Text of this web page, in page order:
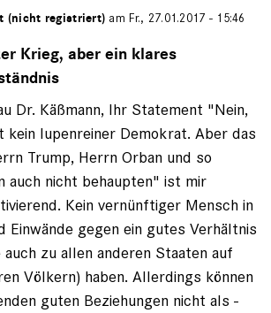
(nicht registriert) am Fr., 27.01.2017 - 15:46
Krieg, aber ein klares
Dr. Käßmann, Ihr Statement "Nein,
kein lupenreiner Demo­krat. Aber das
Trump, Herrn Orban und so
auch nicht behaupten" ist mir
Kein vernünftiger Mensch in
Einwände gegen ein gutes Verhältnis
zu allen anderen Staaten auf
Völkern) haben. Allerdings können
guten Beziehungen nicht als -